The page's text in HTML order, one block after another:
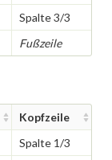
Fußzeile
Spalte 3/3
Kopfzeile
Spalte 1/3